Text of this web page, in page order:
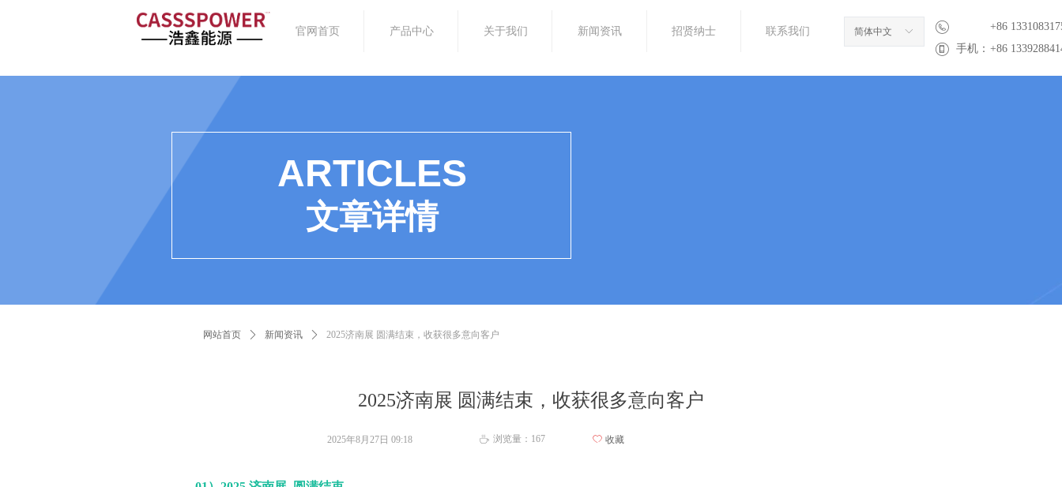
官网首页 产品中心 关于我们 新闻资讯 招贤纳士 联系我们
+86
手机： +86
ꀅ
简体中文
网站首页 ꄲ 新闻资讯 ꄲ 2025济南展 圆满结束，收获很多意向客户
ARTICLES
文章详情
2025济南展 圆满结束，收获很多意向客户
2025年8月27日 09:18 ꄘ 浏览量： 167 ꄀ 收藏